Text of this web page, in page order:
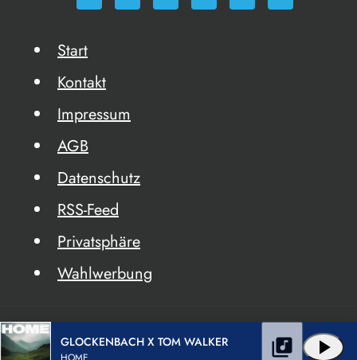
Start
Kontakt
Impressum
AGB
Datenschutz
RSS-Feed
Privatsphäre
Wahlwerbung
GLOCKENBACH X TOM WALKER play_arrow
library_music